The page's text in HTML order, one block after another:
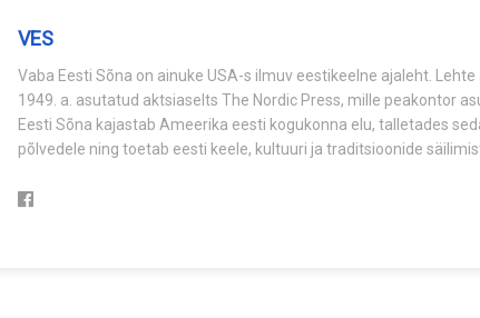
VES
Vaba Eesti Sõna on ainuke USA-s ilmuv eestikeelne ajaleht.
1949. a. asutatud aktsiaselts The Nordic Press, mille peakontor
Eesti Sõna kajastab Ameerika eesti kogukonna elu, talletades
põlvedele ning toetab eesti keele, kultuuri ja traditsioonide